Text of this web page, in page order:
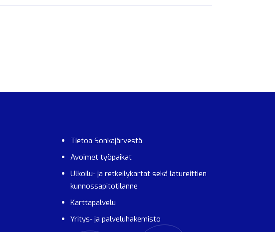
Tietoa Sonkajärvestä
Avoimet työpaikat
Ulkoilu- ja retkeilykartat sekä latureittien
kunnossapitotilanne
Karttapalvelu
Yritys- ja palveluhakemisto